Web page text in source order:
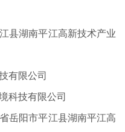
湖南平江高新技术产业
有限公司
科技有限公司
阳市平江县湖南平江高